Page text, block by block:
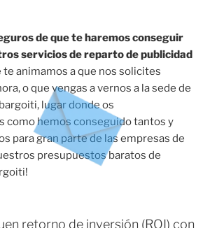
de que te haremos conseguir
servicios de reparto de publicidad
animamos a que nos solicites
o que vengas a vernos a la sede de
lugar donde os
como hemos conseguido tantos y
para gran parte de las empresas de
presupuestos baratos de
retorno de inversión (ROI) con